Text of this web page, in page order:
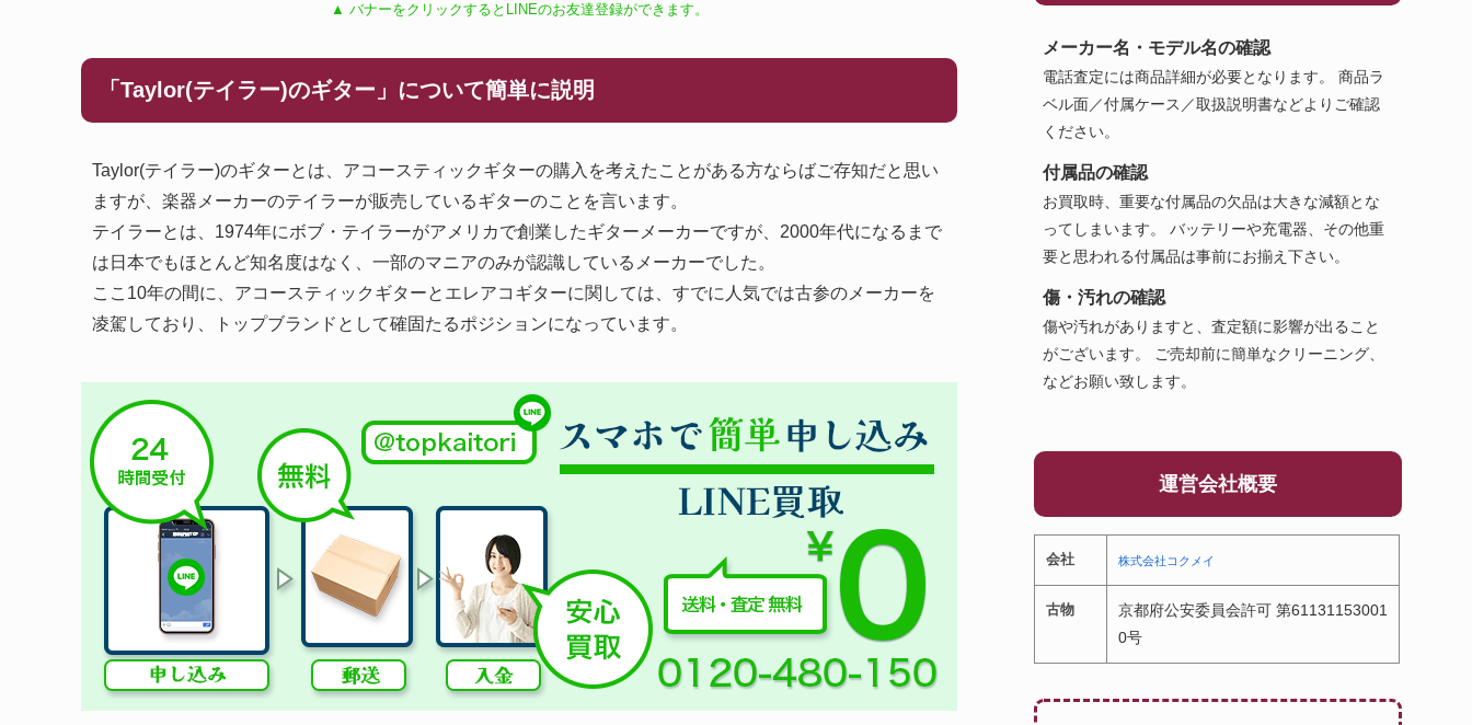
▲ バナーをクリックするとLINEのお友達登録ができます。
「Taylor(テイラー)のギター」について簡単に説明
Taylor(テイラー)のギターとは、アコースティックギターの購入を考えたことがある方ならばご存知だと思い
ますが、楽器メーカーのテイラーが販売しているギターのことを言います。
テイラーとは、1974年にボブ・テイラーがアメリカで創業したギターメーカーですが、2000年代になるまで
は日本でもほとんど知名度はなく、一部のマニアのみが認識しているメーカーでした。
ここ10年の間に、アコースティックギターとエレアコギターに関しては、すでに人気では古参のメーカーを
凌駕しており、トップブランドとして確固たるポジションになっています。
メーカー名・モデル名の確認
電話査定には商品詳細が必要となります。 商品ラ
ベル面／付属ケース／取扱説明書などよりご確認
ください。
付属品の確認
お買取時、重要な付属品の欠品は大きな減額とな
ってしまいます。 バッテリーや充電器、その他重
要と思われる付属品は事前にお揃え下さい。
傷・汚れの確認
傷や汚れがありますと、査定額に影響が出ること
がございます。 ご売却前に簡単なクリーニング、
などお願い致します。
運営会社概要
会社 株式会社コクメイ
古物
京都府公安委員会許可 第61131153001
0号